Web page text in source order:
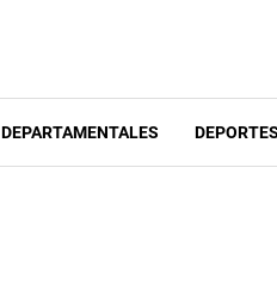
DEPARTAMENTALES DEPORTES